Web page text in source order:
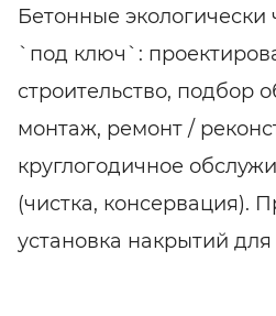
Бетонные
`под ключ`:
строительство, подбор
монтаж, ремонт /
круглогодичное
(чистка, консервация).
установка накрытий